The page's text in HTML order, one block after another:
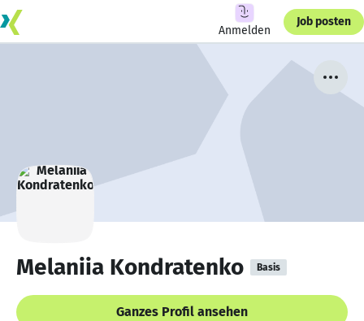
Anmelden
Job posten
Melaniia Kondratenko Basis
Ganzes Profil ansehen